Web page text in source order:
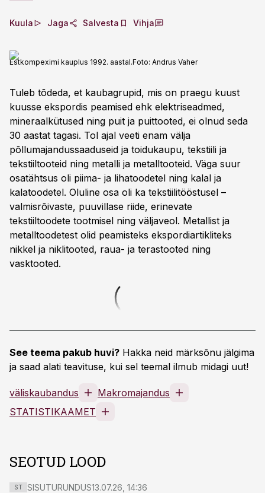
Kuula Jaga Salvesta Vihja
Estkompeximi kauplus 1992. aastal.Foto: Andrus Vaher
Tuleb tõdeda, et kaubagrupid, mis on praegu kuust
kuusse ekspordis peamised ehk elektriseadmed,
mineraalkütused ning puit ja puittooted, ei olnud seda
30 aastat tagasi. Tol ajal veeti enam välja
põllumajandussaaduseid ja toidukaupu, tekstiili ja
tekstiiltooteid ning metalli ja metalltooteid. Väga suur
osatähtsus oli piima- ja lihatoodetel ning kalal ja
kalatoodetel. Oluline osa oli ka tekstiilitööstusel –
valmisrõivaste, puuvillase riide, erinevate
tekstiiltoodete tootmisel ning väljaveol. Metallist ja
metalltoodetest olid peamisteks ekspordiartikliteks
nikkel ja niklitooted, raua- ja terastooted ning
vasktooted.
See teema pakub huvi? Hakka neid märksõnu jälgima
ja saad alati teavituse, kui sel teemal ilmub midagi uut!
väliskaubandus
Makromajandus
STATISTIKAAMET
SEOTUD LOOD
ST SISUTURUNDUS13.07.26, 14:36